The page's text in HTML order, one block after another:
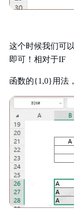
这个时候我们可
即可！相对于IF
函数的{1,0}用法